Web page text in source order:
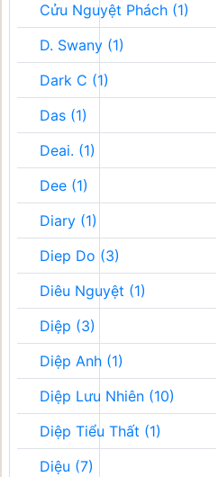
Cửu Nguyệt Phách (1)
D. Swany (1)
Dark C (1)
Das (1)
Deai. (1)
Dee (1)
Diary (1)
Diep Do (3)
Diêu Nguyệt (1)
Diệp (3)
Diệp Anh (1)
Diệp Lưu Nhiên (10)
Diệp Tiểu Thất (1)
Diệu (7)